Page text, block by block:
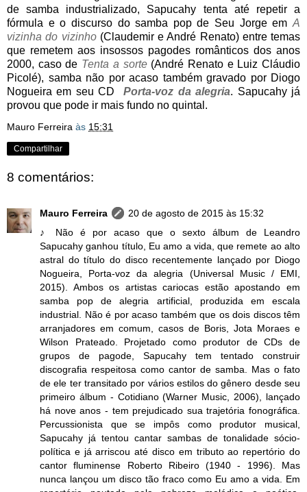
de samba industrializado, Sapucahy tenta até repetir a
fórmula e o discurso do samba pop de Seu Jorge em A
vizinha do vizinho(Claudemir e André Renato) entre temas
que remetem aos insossos pagodes românticos dos anos
2000, caso de Tenta a sorte(André Renato e Luiz Cláudio
Picolé), samba não por acaso também gravado por Diogo
Nogueira em seu CDPorta-voz da alegria. Sapucahy já
provou que pode ir mais fundo no quintal.
Mauro Ferreira às 15:31
Compartilhar
8 comentários:
Mauro Ferreira
20 de agosto de 2015 às 15:32
♪ Não é por acaso que o sexto álbum de Leandro
Sapucahy ganhou título, Eu amo a vida, que remete ao alto
astral do título do disco recentemente lançado por Diogo
Nogueira, Porta-voz da alegria (Universal Music / EMI,
2015). Ambos os artistas cariocas estão apostando em
samba pop de alegria artificial, produzida em escala
industrial. Não é por acaso também que os dois discos têm
arranjadores em comum, casos de Boris, Jota Moraes e
Wilson Prateado. Projetado como produtor de CDs de
grupos de pagode, Sapucahy tem tentado construir
discografia respeitosa como cantor de samba. Mas o fato
de ele ter transitado por vários estilos do gênero desde seu
primeiro álbum - Cotidiano (Warner Music, 2006), lançado
há nove anos - tem prejudicado sua trajetória fonográfica.
Percussionista que se impôs como produtor musical,
Sapucahy já tentou cantar sambas de tonalidade sócio-
política e já arriscou até disco em tributo ao repertório do
cantor fluminense Roberto Ribeiro (1940 - 1996). Mas
nunca lançou um disco tão fraco como Eu amo a vida. Em